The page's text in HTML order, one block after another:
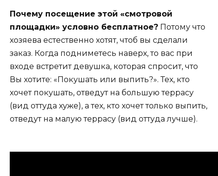
Почему посещение этой «смотровой
площадки» условно бесплатное? Потому что
хозяева естественно хотят, чтоб вы сделали
заказ. Когда подниметесь наверх, то вас при
входе встретит девушка, которая спросит, что
Вы хотите: «Покушать или выпить?». Тех, кто
хочет покушать, отведут на большую террасу
(вид оттуда хуже), а тех, кто хочет только выпить,
отведут на малую террасу (вид оттуда лучше).